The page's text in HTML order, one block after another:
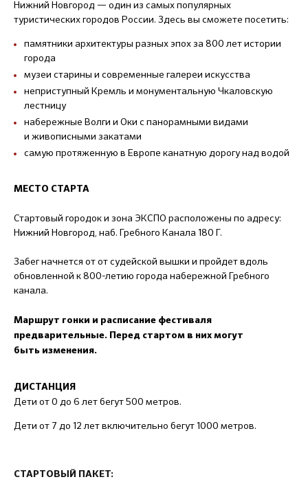
Нижний Новгород — один из самых популярных
туристических городов России. Здесь вы сможете посетить:
памятники архитектуры разных эпох за 800 лет истории
города
музеи старины и современные галереи искусства
неприступный Кремль и монументальную Чкаловскую
лестницу
набережные Волги и Оки с панорамными видами
и живописными закатами
самую протяженную в Европе канатную дорогу над водой
МЕСТО СТАРТА
Стартовый городок и зона ЭКСПО расположены по адресу:
Нижний Новгород, наб. Гребного Канала 180 Г.
Забег начнется от от судейской вышки и пройдет вдоль
обновленной к 800-летию города набережной Гребного
канала.
Маршрут гонки и расписание фестиваля
предварительные. П еред стартом в них могут
быть изменения.
ДИСТАНЦИЯ
Дети от 0 до 6 лет бегут 500 метров.
Дети от 7 до 12 лет включительно бегут 1000 метров.
СТАРТОВЫЙ ПАКЕТ: